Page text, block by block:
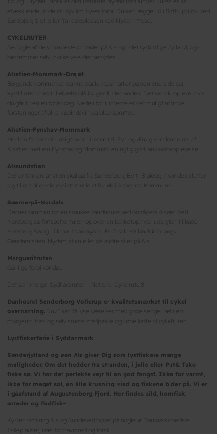
afvekslende, at de ca. syv km flyver forbi. Du kan lægge ud i Sottrupskov, ved
Sandbjerg Slot, eller fra rastepladsen ved Nydam Mose.
CYKELRUTER
Se nogle af de smukkeste områder på Als og i det sydøstlige Jylland, og du
bestemmer selv, hvilke veje der benyttes.
Alsstien-Mommark-Drejet
Bølgende kornmarker og knaldgule rapsmarker på den ene side og
kystklinten med Lillebælts blå bølger til den anden. Det kan du opleve, hvis
du går turen en forårsdag. Neden for klinterne er det muligt at finde
forsteninger af bl. a. søpindsvin og blæksprutter.
Alsstien-Fynshav-Mommark
Med en fantastisk udsigt over Lillebælt til Fyn og Ærø giver denne del af
Alsstien mellem Fynshav og Mommark en rigtig god landskabsoplevelse
Alssundstien
Det er tanken, at stien skal gå fra Sønderborg By til Blåkrog, hvor den slutter
sig til det allerede eksisterende stiforløb i Aabenraa Kommune.
Søerne-på-Nordals
Danner rammen for en smukke vandreture ved områdets 4 søer. Ved
Nordborg sø fortsætter turen op over en bakketop hvor udsigten til både
Nordborg Sø og Lillebælt kan nydes. Forårsklædt landskab langs
Gendarmstien, Nydam stien eller de andre stier på Als.
Margueritruten
Går lige forbi vor dør.
Det samme gør Sydhavsruten - National Cykelrute 8
Danhostel Sønderborg Vollerup er kvalitetsmærket til cykel
overnatning. Du/I kan få lyse værelser med gode senge, lækkert
morgenbuffet og selv smøre madpakke og købe kaffe til cykelturen.
Lystfiskerferie i Syddanmark
Sønderjylland og øen Als giver Dig som lystfiskere mange
muligheder. Om det hedder fra stranden, i jolle eller Put& Take
fiske sø. Vi har det perfekte vejr til en god fangst. Ikke for varmt,
ikke for meget sol, en lille krusning vind og fiskene bider på. Vi er
i gåafstand af Augustenborg Fjord. Her findes sild, hornfisk,
ørreder og fladfisk–
Kysten omkring Als og Sundeved byder på nogle af Danmarks bedste
fiskepladser, især for havørred og torsk.